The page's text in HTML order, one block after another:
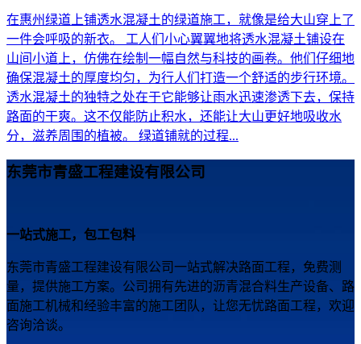
在惠州绿道上铺透水混凝土的绿道施工，就像是给大山穿上了
一件会呼吸的新衣。 工人们小心翼翼地将透水混凝土铺设在
山间小道上，仿佛在绘制一幅自然与科技的画卷。他们仔细地
确保混凝土的厚度均匀，为行人们打造一个舒适的步行环境。
透水混凝土的独特之处在于它能够让雨水迅速渗透下去，保持
路面的干爽。这不仅能防止积水，还能让大山更好地吸收水
分，滋养周围的植被。 绿道铺就的过程...
东莞市青盛工程建设有限公司
一站式施工，包工包料
东莞市青盛工程建设有限公司一站式解决路面工程，免费测
量，提供施工方案。公司拥有先进的沥青混合料生产设备、路
面施工机械和经验丰富的施工团队，让您无忧路面工程，欢迎
咨询洽谈。